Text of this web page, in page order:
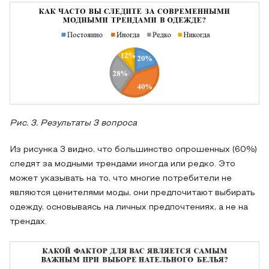
Рис. 3. Результаты 3 вопроса
Из рисунка 3 видно, что большинство опрошенных (60%)
следят за модными трендами иногда или редко. Это
может указывать на то, что многие потребители не
являются ценителями моды, они предпочитают выбирать
одежду, основываясь на личных предпочтениях, а не на
трендах.